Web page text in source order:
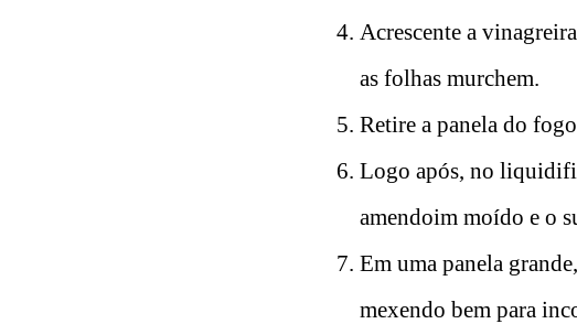
Acrescente a
as folhas murchem.
Retire a panela do
Logo após, no
amendoim moído e o
Em uma panela
mexendo bem para